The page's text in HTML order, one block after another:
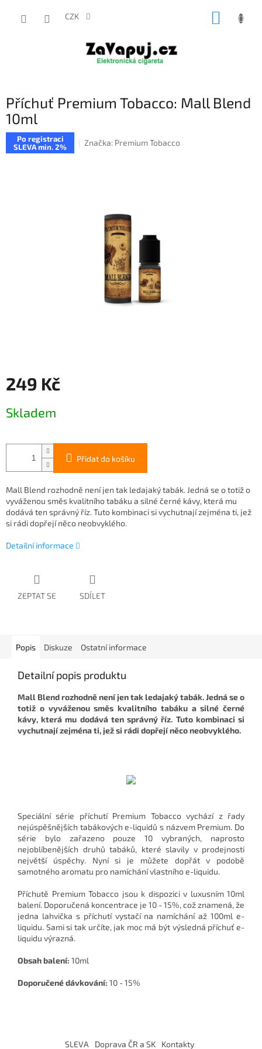
CZK
Příchuť Premium Tobacco: Mall Blend
10ml
Po registraci
SLEVA min. 2%
Značka: Premium Tobacco
249 Kč
cena:
Skladem
Přidat do košíku
Mall Blend rozhodně není jen tak ledajaký tabák. Jedná se o totiž o
vyváženou směs kvalitního tabáku a silné černé kávy, která mu
dodává ten správný říz. Tuto kombinaci si vychutnají zejména ti, jež
si rádi dopřejí něco neobvyklého.
Detailní informace
ZEPTAT SE SDÍLET
Popis Diskuze Ostatní informace
Detailní popis produktu
Mall Blend rozhodně není jen tak ledajaký tabák. Jedná se o
totiž o vyváženou směs kvalitního tabáku a silné černé
kávy, která mu dodává ten správný říz. Tuto kombinaci si
vychutnají zejména ti, jež si rádi dopřejí něco neobvyklého.
Speciální série příchutí Premium Tobacco vychází z řady
nejúspěšnějších tabákových e-liquidů s názvem Premium. Do
série bylo zařazeno pouze 10 vybraných, naprosto
nejoblíbenějších druhů tabáků, které slavily v prodejnosti
největší úspěchy. Nyní si je můžete dopřát v podobě
samotného aromatu pro namíchání vlastního e-liquidu.
Příchutě Premium Tobacco jsou k dispozici v luxusním 10ml
balení. Doporučená koncentrace je 10 - 15%, což znamená, že
jedna lahvička s příchutí vystačí na namíchání až 100ml e-
liquidu. Sami si tak určíte, jak moc má být výsledná příchuť e-
liquidu výrazná.
Obsah balení: 10ml
Doporučené dávkování: 10 - 15%
SLEVA Doprava ČR a SK Kontakty